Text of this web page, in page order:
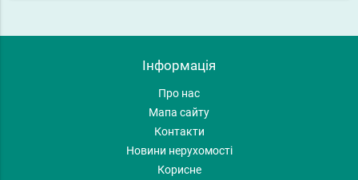
Інформація
Про нас
Мапа сайту
Контакти
Новини нерухомості
Корисне